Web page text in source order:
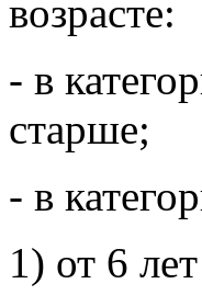
возрасте:
- в
старше;
- в
1) от 6